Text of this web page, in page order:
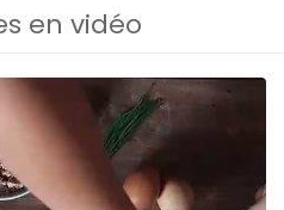
en vidéo